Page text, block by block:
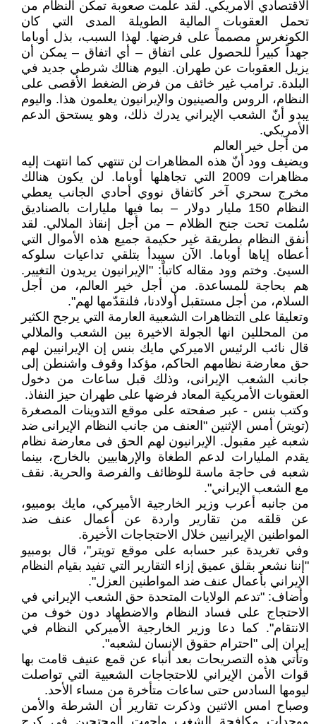
الاقتصادي الأمريكي. لقد علمت صعوبة تمكن النظام من
تحمل العقوبات المالية الطويلة المدى التي كان
الكونغرس مصمماً على فرضها. لهذا السبب، بذل أوباما
جهداً كبيراً للحصول على اتفاق – أي اتفاق – يمكن أن
يزيل العقوبات عن طهران. اليوم هنالك شرطي جديد في
البلدة. ترامب غير خائف من فرض الضغط الأقصى على
النظام، الروس والصينيون والإيرانيون يعلمون هذا. واليوم
يبدو أنّ الشعب الإيراني يدرك ذلك، وهو يستحق الدعم
الأمريكي.
من أجل خير العالم
ويضيف وود أنّ هذه المظاهرات لن تنتهي كما انتهت إليه
مظاهرات 2009 التي تجاهلها أوباما. لن يكون هنالك
مخرج سحري آخر كاتفاق نووي أحادي الجانب يعطي
النظام 150 مليار دولار – بما فيها مليارات بالصناديق
سُلمت تحت جنح الظلام – من أجل إنقاذ الملالي. لقد
أنفق النظام بطريقة غير حكيمة جميع هذه الأموال التي
أعطاه إياها أوباما. الآن سيبدأ بتلقي تداعيات سلوكه
السيئ. وختم وود مقاله كاتباً: "الإيرانيون يريدون التغيير.
هم بحاجة للمساعدة. من أجل خير العالم، من أجل
السلام، من أجل مستقبل أولادنا، فلنقدّمها لهم".
وتعليقا على التظاهرات الشعبية العارمة التي يرجح الكثير
من المحللين انها الجولة الاخيرة بين الشعب والملالي
قال نائب الرئيس الاميركي مايك بنس إن الإيرانيين لهم
حق معارضة نظامهم الحاكم، مؤكدا وقوف واشنطن إلى
جانب الشعب الإيرانى، وذلك قبل ساعات من دخول
العقوبات الأمريكية المعاد فرضها على طهران حيز النفاذ.
وكتب بنس - عبر صفحته على موقع التدوينات المصغرة
(تويتر) أمس الإثنين "العنف من جانب النظام الإيرانى ضد
شعبه غير مقبول. الإيرانيون لهم الحق فى معارضة نظام
يقدم المليارات لدعم الطغاة والإرهابيين بالخارج، بينما
شعبه فى حاجة ماسة للوظائف والفرصة والحرية. نقف
مع الشعب الإيراني".
من جانبه أعرب وزير الخارجية الأميركي، مايك بومبيو،
عن قلقه من تقارير واردة عن أعمال عنف ضد
المواطنين الإيرانيين خلال الاحتجاجات الأخيرة.
وفي تغريدة عبر حسابه على موقع تويتر"، قال بومبيو
"إننا نشعر بقلق عميق إزاء التقارير التي تفيد بقيام النظام
الإيراني بأعمال عنف ضد المواطنين العزل".
وأضاف: "تدعم الولايات المتحدة حق الشعب الإيراني في
الاحتجاج على فساد النظام والاضطهاد دون خوف من
الانتقام". كما دعا وزير الخارجية الأميركي النظام في
إيران إلى "احترام حقوق الإنسان لشعبه".
وتأتي هذه التصريحات بعد أنباء عن قمع عنيف قامت بها
قوات الأمن الإيراني للاحتجاجات الشعبية التي تواصلت
ليومها السادس حتى ساعات متأخرة من مساء الأحد.
وصباح امس الاثنين وذكرت تقارير أن الشرطة والأمن